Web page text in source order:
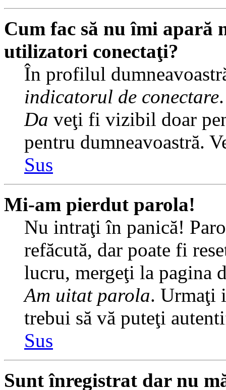
Cum fac să nu îmi apară
utilizatori conectaţi?
În profilul
indicatorul de conectare
Da veţi fi vizibil doar
pentru dumneavoastră.
Sus
Mi-am pierdut parola!
Nu intraţi în panică!
refăcută, dar poate fi
lucru, mergeţi la pagina
Am uitat parola. Urmaţi
trebui să vă puteţi
Sus
Sunt înregistrat dar nu